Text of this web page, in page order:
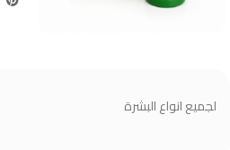
لجميع انواع البشرة